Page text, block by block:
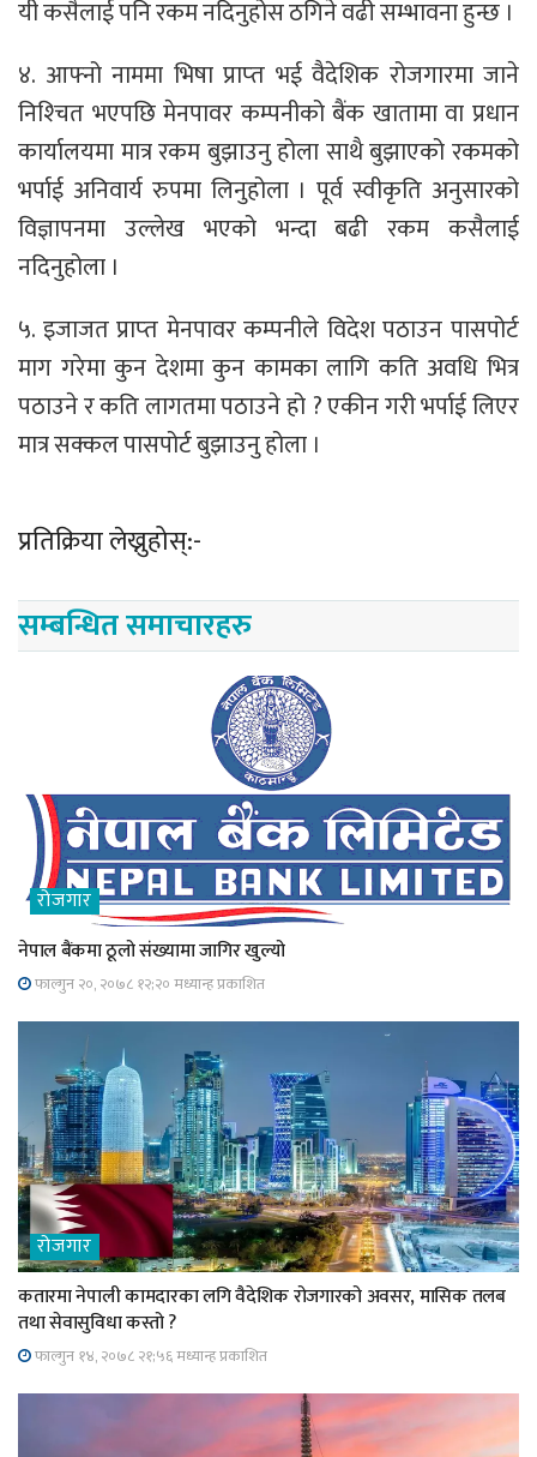
यी कसैलाई पनि रकम नदिनुहोस ठगिने वढी सम्भावना हुन्छ ।
४. आफ्नो नाममा भिषा प्राप्‍त भई वैदेशिक रोजगारमा जाने
निश्‍चित भएपछि मेनपावर कम्पनीको बैंक खातामा वा प्रधान
कार्यालयमा मात्र रकम बुझाउनु होला साथै बुझाएको रकमको
भर्पाई अनिवार्य रुपमा लिनुहोला । पूर्व स्वीकृति अनुसारको
विज्ञापनमा उल्लेख भएको भन्दा बढी रकम कसैलाई
नदिनुहोला ।
५. इजाजत प्राप्‍त मेनपावर कम्पनीले विदेश पठाउन पासपोर्ट
माग गरेमा कुन देशमा कुन कामका लागि कति अवधि भित्र
पठाउने र कति लागतमा पठाउने हो ? एकीन गरी भर्पाई लिएर
मात्र सक्कल पासपोर्ट बुझाउनु होला ।
प्रतिक्रिया लेख्नुहोस्:-
सम्बन्धित समाचारहरु
रोजगार
नेपाल बैंकमा ठूलो संख्यामा जागिर खुल्यो
फाल्गुन २०, २०७८ १२;२० मध्यान्ह प्रकाशित
रोजगार
कतारमा नेपाली कामदारका लगि वैदेशिक रोजगारको अवसर, मासिक तलब
तथा सेवासुविधा कस्तो ?
फाल्गुन १४, २०७८ २१;५६ मध्यान्ह प्रकाशित